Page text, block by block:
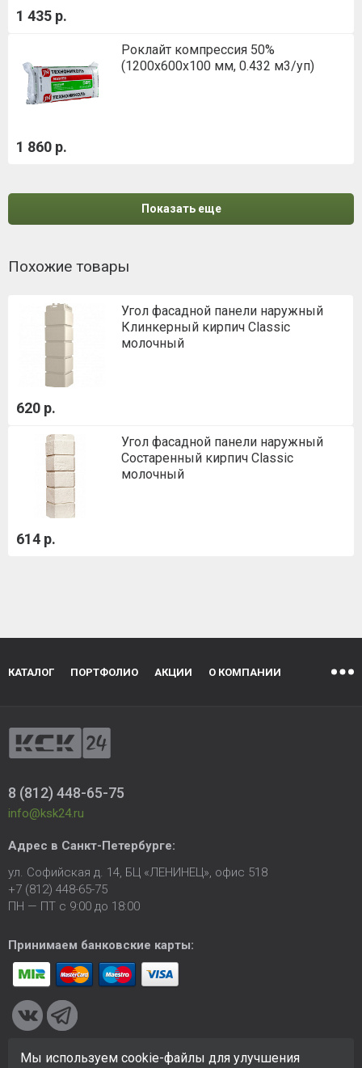
1 435 р.
Роклайт компрессия 50%
(1200х600х100 мм, 0.432 м3/уп)
1 860 р.
Показать еще
Похожие товары
Угол фасадной панели наружный
Клинкерный кирпич Classic
молочный
620 р.
Угол фасадной панели наружный
Состаренный кирпич Classic
молочный
614 р.
КАТАЛОГ ПОРТФОЛИО АКЦИИ О КОМПАНИИ
8 (812) 448-65-75
info@ksk24.ru
Адрес в Санкт-Петербурге:
ул. Софийская д. 14, БЦ «ЛЕНИНЕЦ», офис 518
+7 (812) 448-65-75
ПН — ПТ с 9:00 до 18:00
Принимаем банковские карты:
Мы используем cookie-файлы для улучшения